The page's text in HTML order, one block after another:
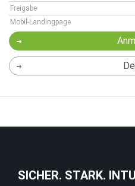
Freigabe
Mobil-Landingpage
SICHER. STARK.